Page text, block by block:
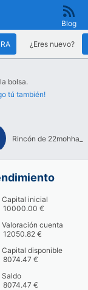
Blog
¿Eres nuevo?
bolsa.
tú también!
Rincón de 22mohha_
Capital inicial
10000.00 €
Valoración cuenta
12050.82 €
Capital disponible
8074.47 €
Saldo
8074.47 €